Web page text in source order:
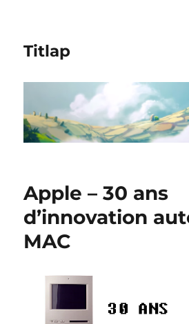
Titlap
Apple – 30 ans
d’innovation
MAC